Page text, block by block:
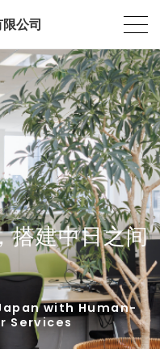
公司
搭建中日之间
with Human-
Services